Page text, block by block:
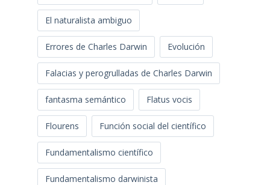
El naturalista ambiguo
Errores de Charles Darwin Evolución
Falacias y perogrulladas de Charles Darwin
fantasma semántico Flatus vocis
Flourens Función social del científico
Fundamentalismo científico
Fundamentalismo darwinista